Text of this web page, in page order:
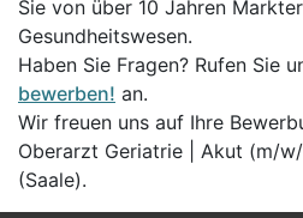
Sie von über 10 Jahren
Gesundheitswesen.
Haben Sie Fragen? Rufen Sie
bewerben! an.
Wir freuen uns auf Ihre
Oberarzt Geriatrie | Akut (m/
(Saale).